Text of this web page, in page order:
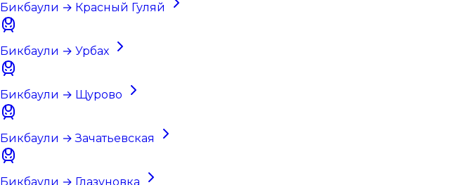
Бикбаули → Красный Гуляй
Бикбаули → Урбах
Бикбаули → Щурово
Бикбаули → Зачатьевская
Бикбаули → Глазуновка